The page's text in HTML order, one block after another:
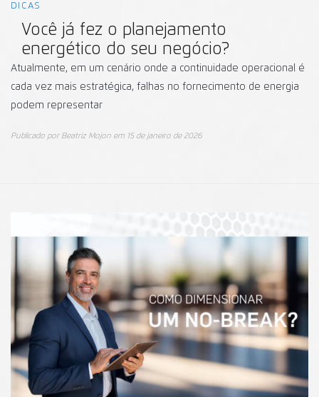
DICAS
Você já fez o planejamento
energético do seu negócio?
Atualmente, em um cenário onde a continuidade operacional é
cada vez mais estratégica, falhas no fornecimento de energia
podem representar
Publicado por Beatriz Mojon em 15 de janeiro de 2026